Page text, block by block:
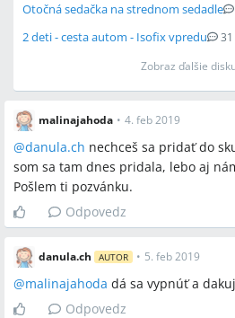
Otočná sedačka na strednom sedadle
2 deti - cesta autom - Isofix vpredu
31
Zobraz ďalšie
malinajahoda • 4. feb 2019
@danula.ch nechceš sa pridať do
som sa tam dnes pridala, lebo aj
Pošlem ti pozvánku.
Odpovedz
danula.ch AUTOR • 5. feb 2019
@malinajahoda dá sa vypnúť a
Odpovedz